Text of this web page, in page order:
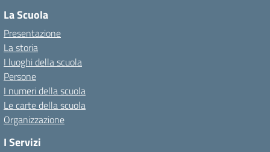
La Scuola
Presentazione
La storia
I luoghi della scuola
Persone
I numeri della scuola
Le carte della scuola
Organizzazione
I Servizi